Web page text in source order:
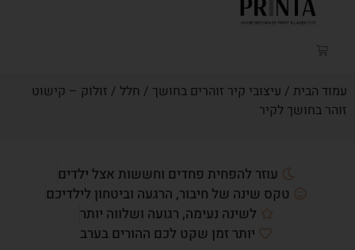
עמוד הבית / עיצובי קיר זוהרים בחושך / חלל / זוּלוֹק – קישוט
זוהר בחושך לקיר
עוזר להפחית פחדים וחששות אצל ילדים
טקס שינה של חיבור, הרגעה וביטחון לילדיכם
לשינה נעימה, רגועה ושלווה יותר
יותר זמן שקט לכם ההורים בערב